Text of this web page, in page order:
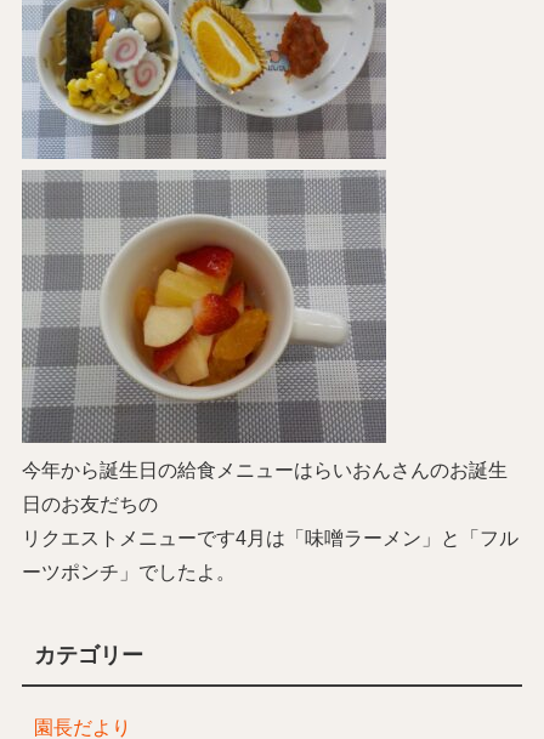
今年から誕生日の給食メニューはらいおんさんのお誕生
日のお友だちの
リクエストメニューです4月は「味噌ラーメン」と「フル
ーツポンチ」でしたよ。
カテゴリー
園長だより